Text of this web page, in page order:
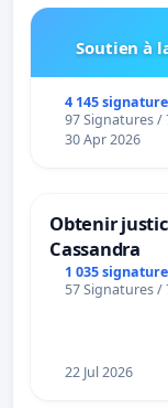
Soutien à
4 145
97 Signatures /
30 Apr 2026
Obtenir
Cassandra
1 035
57 Signatures /
22 Jul 2026